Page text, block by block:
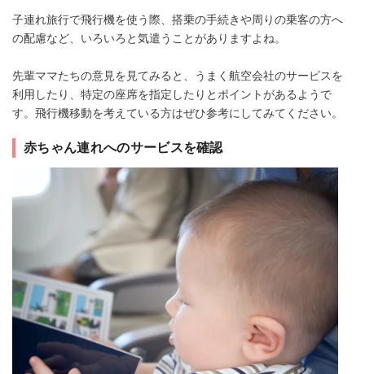
子連れ旅行で飛行機を使う際、搭乗の手続きや周りの乗客の方へ
の配慮など、いろいろと気遣うことがありますよね。
先輩ママたちの意見を見てみると、うまく航空会社のサービスを
利用したり、特定の座席を指定したりとポイントがあるようで
す。飛行機移動を考えている方はぜひ参考にしてみてください。
赤ちゃん連れへのサービスを確認